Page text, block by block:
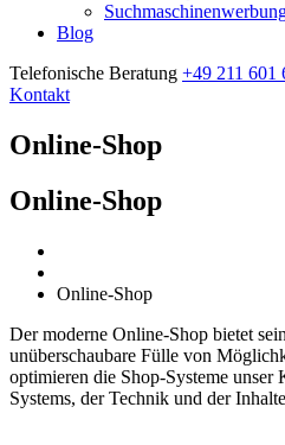
Blog
Telefonische Beratung +49 211 601
Kontakt
Online-Shop
Online-Shop
Online-Shop
Der moderne Online-Shop bietet
unüberschaubare Fülle von
optimieren die Shop-Systeme unser
Systems, der Technik und der